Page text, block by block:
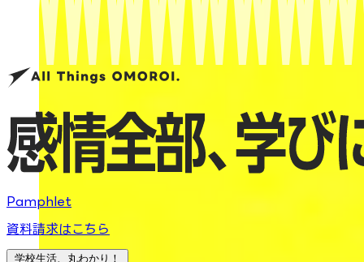
Pamphlet
資料請求はこちら
学校生活、丸わかり！